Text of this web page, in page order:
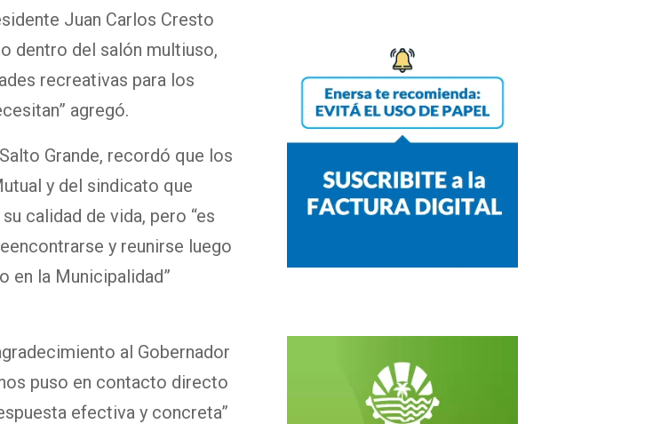
Juan Carlos Cresto
dentro del salón multiuso,
recreativas para los
agregó.
Grande, recordó que los
y del sindicato que
calidad de vida, pero “es
y reunirse luego
en la Municipalidad”
al Gobernador
puso en contacto directo
efectiva y concreta”